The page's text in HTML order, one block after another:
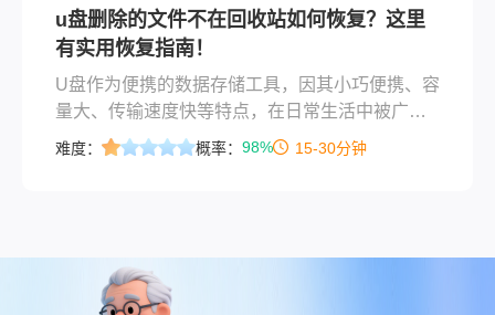
u盘删除的文件不在回收站如何恢复？这里
有实用恢复指南！
U盘作为便携的数据存储工具，因其小巧便携、容
量大、传输速度快等特点，在日常生活中被广泛
应用。然而，在使用U盘的过程中，我们可能会遇
文件不在回收站如何恢复呢？本文将为您提供一
些实用的恢复方法。
难度： 概率： 98% 15-30分钟